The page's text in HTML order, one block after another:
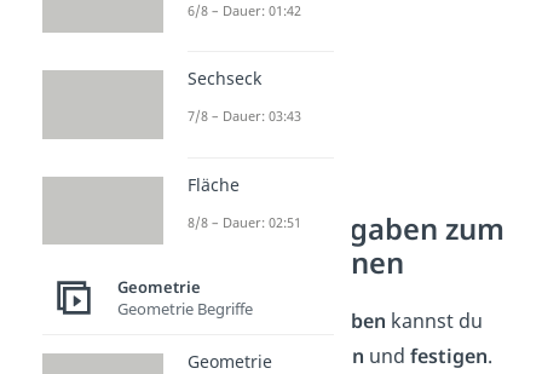
Übungsaufgaben zum
selber rechnen
Mit diesen Aufgaben kannst du
das Gelernte
üben und festigen.
6/8 – Dauer: 01:42
Sechseck
7/8 – Dauer: 03:43
Fläche
8/8 – Dauer: 02:51
Geometrie
Geometrie Begriffe
Geometrie